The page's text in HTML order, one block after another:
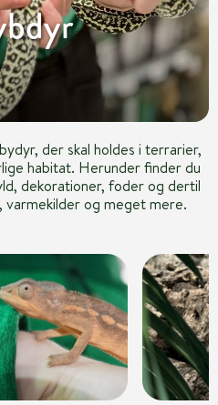
der skal holdes i terrarier,
habitat. Herunder finder du
dekorationer, foder og dertil
og meget mere.